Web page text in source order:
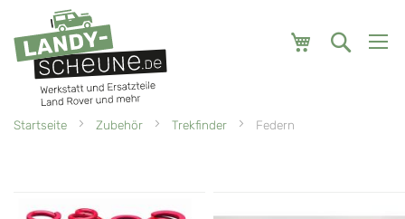
Mein
Startseite Zubehör Trekfinder Federn